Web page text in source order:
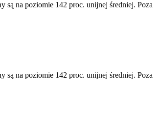
są na poziomie 142 proc. unijnej średniej. Poza
są na poziomie 142 proc. unijnej średniej. Poza